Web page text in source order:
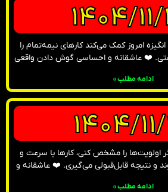
1404/
امروز کمک می‌کند کارهای نیمه‌تمام را
❤️ عاشقانه و احساسی گوش دادن واقعی
ادامه مطلب »
1404/
اولویت‌ها را مشخص کنی، کارها با سرعت و
و نتیجه قابل‌قبولی می‌گیری. ❤️ عاشقانه و
ادامه مطلب »